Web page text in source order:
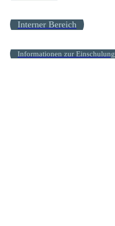
Interner Bereich
Informationen zur Einschulung